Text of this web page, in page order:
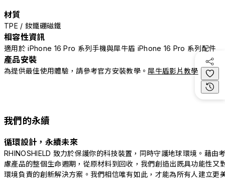
材質
TPE / 釹鐵硼磁鐵
相容性資訊
適用於 iPhone 16 Pro 系列手機與犀牛盾 iPhone 16 Pro 系列配件
產品安裝
為提供最佳使用體驗，請參考官方安裝教學。 犀牛盾影片教學
我們的永續
循環設計，永續未來
RHINOSHIELD 致力於保護你的科技裝置，同時守護地球環境。藉由
慮產品的整個生命週期，從原材料到回收，我們創造出既具功能性又
環境負責的創新解決方案。我們相信唯有如此，才能為所有人建立更